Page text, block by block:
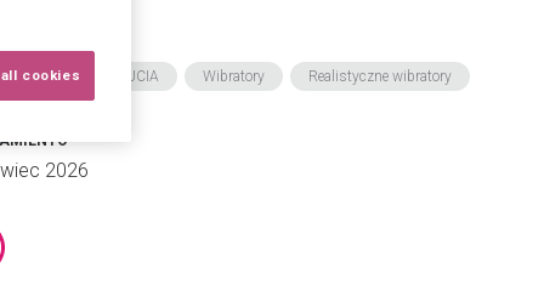
SAMOPOCZUCIA Wibratory Realistyczne wibratory
2026
cookies